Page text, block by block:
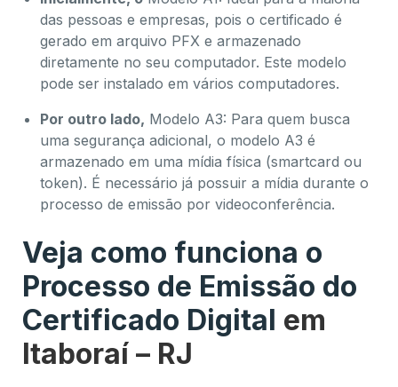
das pessoas e empresas, pois o certificado é
gerado em arquivo PFX e armazenado
diretamente no seu computador. Este modelo
pode ser instalado em vários computadores.
Por outro lado, Modelo A3: Para quem busca
uma segurança adicional, o modelo A3 é
armazenado em uma mídia física (smartcard ou
token). É necessário já possuir a mídia durante o
processo de emissão por videoconferência.
Veja como funciona o
Processo de Emissão do
Certificado Digital em
Itaboraí – RJ